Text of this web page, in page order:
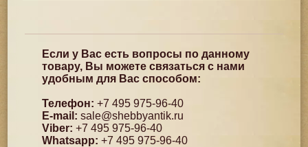
Если у Вас есть вопросы по данному
товару, Вы можете связаться с нами
удобным для Вас способом:
Телефон: +7 495 975-96-40
E-mail: sale@shebbyantik.ru
Viber: +7 495 975-96-40
Whatsapp: +7 495 975-96-40